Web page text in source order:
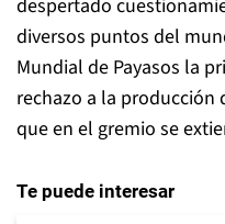
despertado
diversos puntos del
Mundial de Payasos la
rechazo a la producción
que en el gremio se
Te puede interesar